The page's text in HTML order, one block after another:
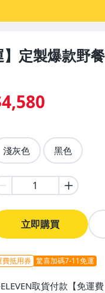
】定製爆款野
淺灰色 黑色
立即購買
費抵用券 驚喜加碼7-11免運
取貨付款【免運